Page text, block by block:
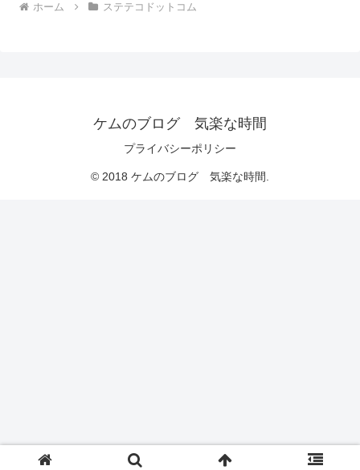
ホーム ステテコドットコム
ケムのブログ 気楽な時間
プライバシーポリシー
© 2018 ケムのブログ 気楽な時間.